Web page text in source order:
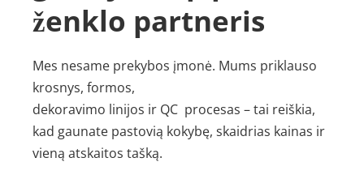
ženklo partneris
Mes nesame prekybos įmonė. Mums priklauso
krosnys, formos,
dekoravimo linijos ir QC procesas – tai reiškia,
kad gaunate pastovią kokybę, skaidrias kainas ir
vieną atskaitos tašką.